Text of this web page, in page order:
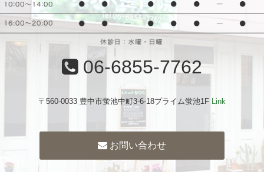
06-6855-7762
〒560-0033 豊中市蛍池中町3-6-18プライム蛍池1F Link
お問い合わせ